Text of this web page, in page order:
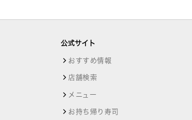
公式サイト
おすすめ情報
店舗検索
メニュー
お持ち帰り寿司